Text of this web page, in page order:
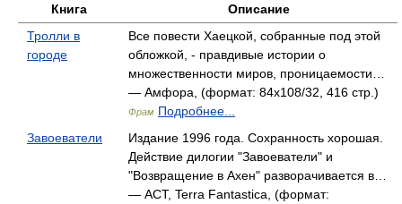
Книга
Описание
Тролли в
городе
Все повести Хаецкой, собранные под этой
обложкой, - правдивые истории о
множественности миров, проницаемости…
— Амфора, (формат: 84x108/32, 416 стр.)
Фрам Подробнее...
Завоеватели
Издание 1996 года. Сохранность хорошая.
Действие дилогии "Завоеватели" и
"Возвращение в Ахен" разворачивается в…
— АСТ, Terra Fantastica, (формат: